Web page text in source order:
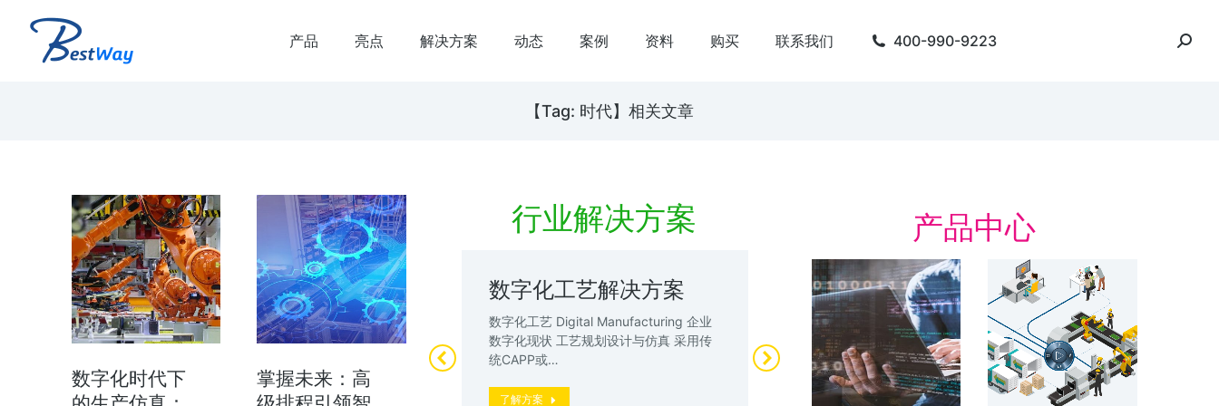
产品 亮点 解决方案 动态 案例 资料 购买 联系我们 400-990-9223
【Tag: 时代】相关文章
数字化时代下
掌握未来：高
行业解决方案
决方案
命周期和生产生命
虚拟联调解决方案
虚拟联调 虚拟联调优势： 减少虚拟调试
时间 减少产线搭建时的错误和返工 提升
数字化工艺解决方案
数字化工艺 Digital Manufacturing 企业
数字化现状 工艺规划设计与仿真 采用传
统CAPP或…
了解方案
数字化精益管理解决方
数字化精益管理 建设基于“虚拟数字化工
厂” 的数字化制造体系 实时，在线，互
动。 简化会议准备。 人员主动参与…
数字化工厂
数字化工厂 整合产品
周期
了解方案
产品中心